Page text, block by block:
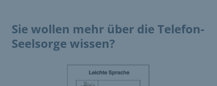
Sie wollen mehr über die Telefon-
Seelsorge wissen?